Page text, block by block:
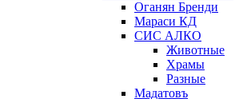
Оганян Бренди
Мараси КД
СИС АЛКО
Животные
Храмы
Разные
Мадатовъ